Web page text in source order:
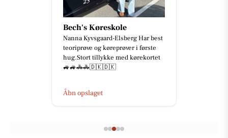
Mæglerhuset Sæby
CHARMERENDE SOMMERHUS
MED UDSIGT OVER KATTEGAT 🌞
📍 Nordre Strandvej 1, 9300 Sæby
Glæd dig til et indflytningsklart
Åbn opslaget